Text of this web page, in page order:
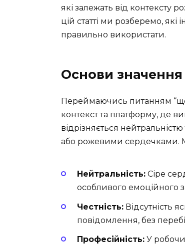
які залежать від контексту
цій статті ми розберемо, які
правильно використати.
Основи значення
Переймаючись питанням “що
контекст та платформу, де
відрізняється
або рожевими сердечками.
Нейтральність: Сіре
особливого емоційного
Честність: Відсутність
повідомлення, без
Професійність: У